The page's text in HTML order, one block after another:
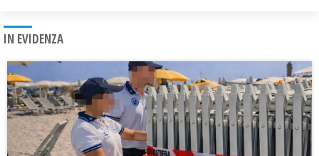
IN EVIDENZA